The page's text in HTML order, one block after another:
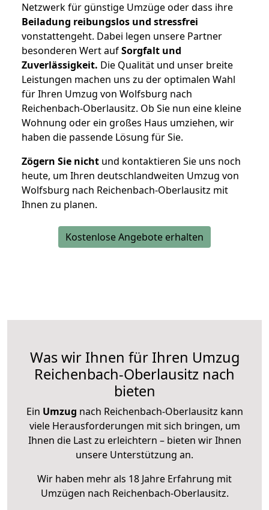
Netzwerk für günstige Umzüge oder dass ihre
Beiladung reibungslos und stressfrei
vonstattengeht. Dabei legen unsere Partner
besonderen Wert aufSorgfalt und
Zuverlässigkeit. Die Qualität und unser breite
Leistungen machen uns zu der optimalen Wahl
für Ihren Umzug von Wolfsburg nach
Reichenbach-Oberlausitz. Ob Sie nun eine kleine
Wohnung oder ein großes Haus umziehen, wir
haben die passende Lösung für Sie.
Zögern Sie nicht und kontaktieren Sie uns noch
heute, um Ihren deutschlandweiten Umzug von
Wolfsburg nach Reichenbach-Oberlausitz mit
Ihnen zu planen.
Kostenlose Angebote erhalten
Was wir Ihnen für Ihren Umzug
Reichenbach-Oberlausitz nach
bieten
Ein Umzug nach Reichenbach-Oberlausitz kann
viele Herausforderungen mit sich bringen, um
Ihnen die Last zu erleichtern – bieten wir Ihnen
unsere Unterstützung an.
Wir haben mehr als 18 Jahre Erfahrung mit
Umzügen nach Reichenbach-Oberlausitz.